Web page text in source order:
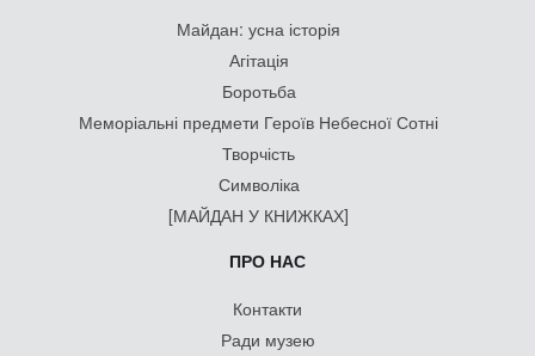
Майдан: усна історія
Агітація
Боротьба
Меморіальні предмети Героїв Небесної Сотні
Творчість
Символіка
[МАЙДАН У КНИЖКАХ]
ПРО НАС
Контакти
Ради музею